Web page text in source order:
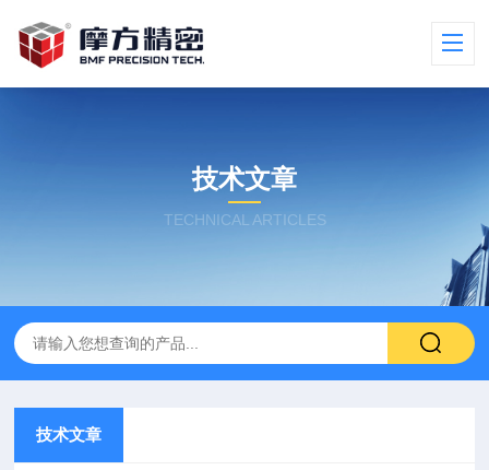
技术文章
TECHNICAL ARTICLES
技术文章